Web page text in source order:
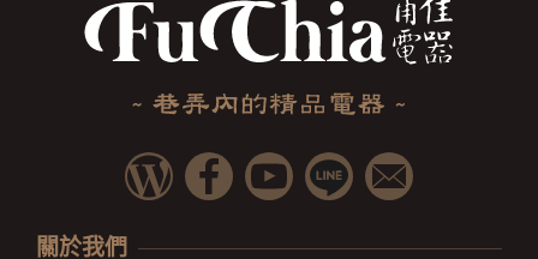
關於我們